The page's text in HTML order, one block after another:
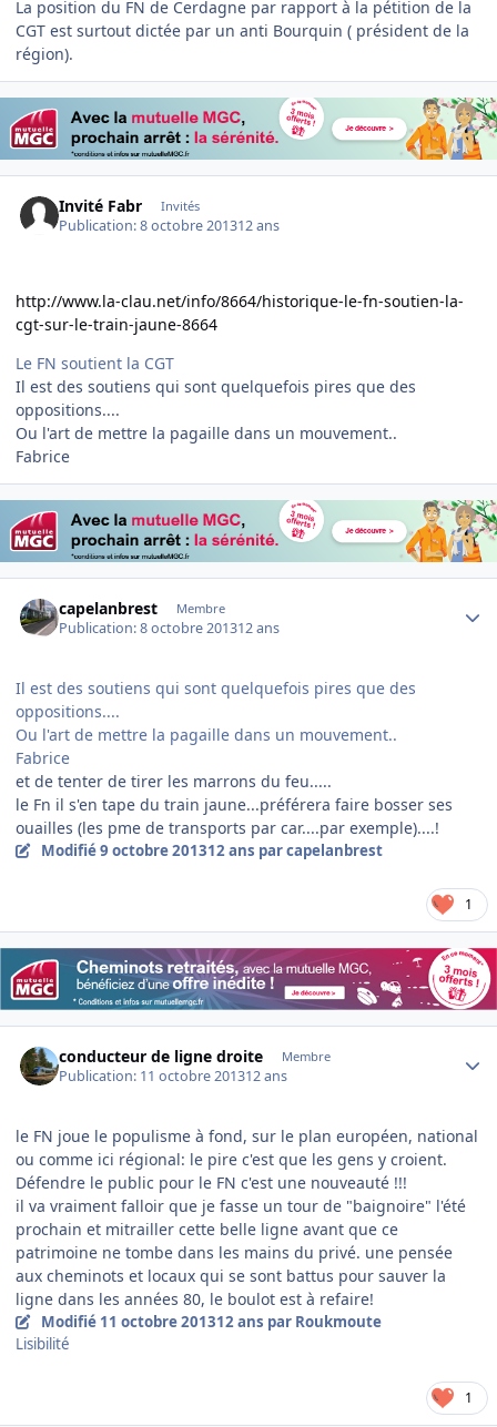
La position du FN de Cerdagne par rapport à la pétition de la
CGT est surtout dictée par un anti Bourquin ( président de la
région).
Invité Fabr Invités
Publication:8 octobre 201312 ans
http://www.la-clau.net/info/8664/historique-le-fn-soutien-la-
cgt-sur-le-train-jaune-8664
Le FN soutient la CGT
Il est des soutiens qui sont quelquefois pires que des
oppositions....
Ou l'art de mettre la pagaille dans un mouvement..
Fabrice
capelanbrest Membre
Publication:8 octobre 201312 ans
Il est des soutiens qui sont quelquefois pires que des
oppositions....
Ou l'art de mettre la pagaille dans un mouvement..
Fabrice
et de tenter de tirer les marrons du feu.....
le Fn il s'en tape du train jaune...préférera faire bosser ses
ouailles (les pme de transports par car....par exemple)....!
Modifié9 octobre 201312 ans par capelanbrest
1
conducteur de ligne droite Membre
Publication: 11 octobre 201312 ans
le FN joue le populisme à fond, sur le plan européen, national
ou comme ici régional: le pire c'est que les gens y croient.
Défendre le public pour le FN c'est une nouveauté !!!
il va vraiment falloir que je fasse un tour de "baignoire" l'été
prochain et mitrailler cette belle ligne avant que ce
patrimoine ne tombe dans les mains du privé. une pensée
aux cheminots et locaux qui se sont battus pour sauver la
ligne dans les années 80, le boulot est à refaire!
Modifié 11 octobre 201312 ans par Roukmoute
Lisibilité
1